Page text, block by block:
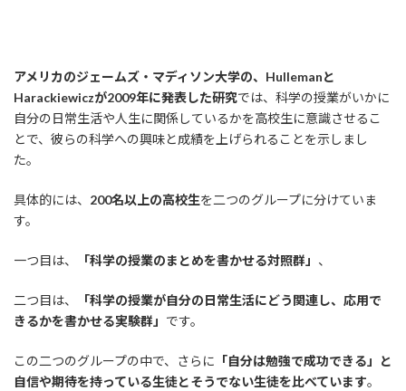
アメリカのジェームズ・マディソン大学の、Hullemanと
Harackiewiczが2009年に発表した研究では、科学の授業がいかに
自分の日常生活や人生に関係しているかを高校生に意識させるこ
とで、彼らの科学への興味と成績を上げられることを示しまし
た。
具体的には、 200名以上の高校生を二つのグループに分けていま
す。
一つ目は、 「科学の授業のまとめを書かせる対照群」 、
二つ目は、
「科学の授業が自分の日常生活にどう関連し、応用で
きるかを書かせる実験群」 です。
この二つのグループの中で、さらに 「自分は勉強で成功できる」と
自信や期待を持っている生徒とそうでない生徒を比べています。